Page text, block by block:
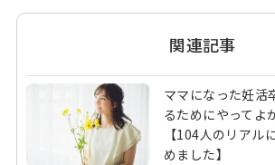
関連記事
ママになった妊活
るためにやってよ
【104人のリアル
めました】